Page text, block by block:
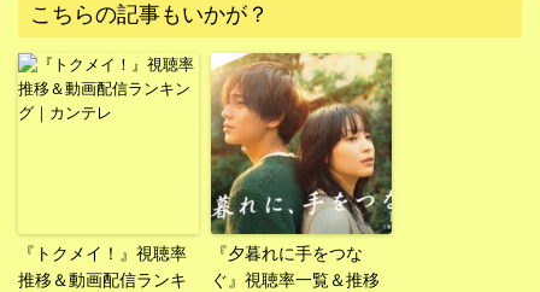
こちらの記事もいかが？
『トクメイ！』視聴率
推移＆動画配信ランキ
『夕暮れに手をつな
ぐ』視聴率一覧＆推移